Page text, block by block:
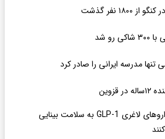
نفر گذشت
شد
مدرسه ایرانی را صادر کرد
محققان تایلندی: داروهای لاغری GLP-1 به سلامت بینایی